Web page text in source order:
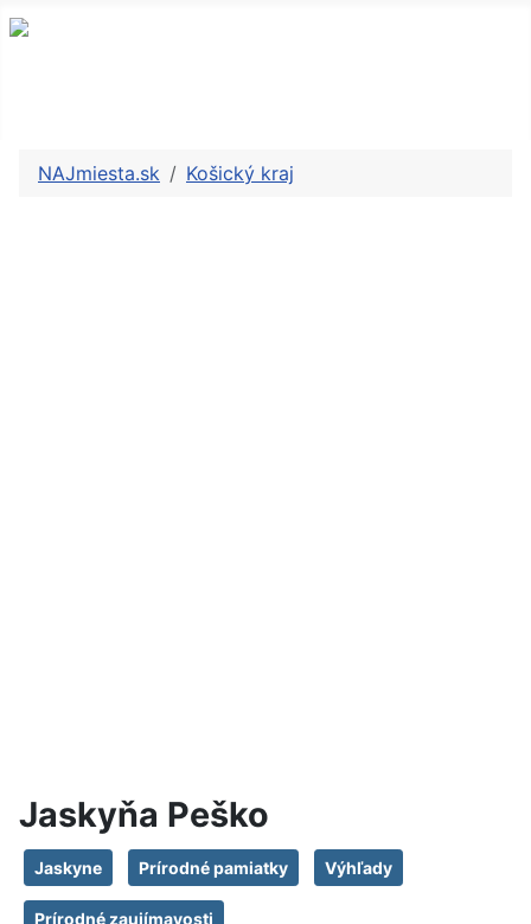
NAJmiesta.sk Košický kraj
Jaskyňa Peško
Jaskyne Prírodné pamiatky Výhľady
Prírodné zaujímavosti